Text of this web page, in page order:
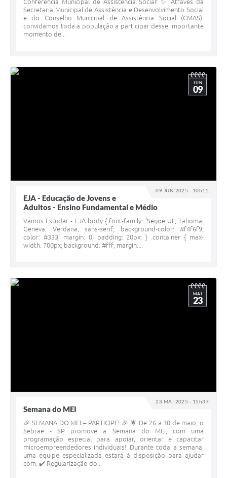
Conferência Municipal de Assistência Social! ✨ Através da
Secretaria Municipal de Assistência e Desenvolvimento Social
e do Conselho Municipal de Assistência Social (CMAS),
convidamos toda a população a participar desse importante
momento de...
09 JUN 2025 - 10h15
JUN
09
EJA - Educação de Jovens e
Adultos - Ensino Fundamental e Médio
Vamos Estudar - EJA body { font-family: 'Segoe UI', Tahoma,
Geneva, Verdana, sans-serif; background-color: #f4f6f9;
color: #333; margin: 0; padding: 20px; } .container { max-
width: 700px; background: #fff; margin:...
23 MAI 2025 - 15h37
MAI
23
Semana do MEI
🎉 SEMANA DO MEI – PARTICIPE! 🎉 🌟 De 26 a 30 de maio, o
Sebrae - SP promove a Semana do MEI, com uma
programação especial para apoiar, orientar e capacitar
microempreendedores individuais! Durante toda a semana,
uma equipe especializada estará à disposição para ajudar
com: ✔️ Regularização do...